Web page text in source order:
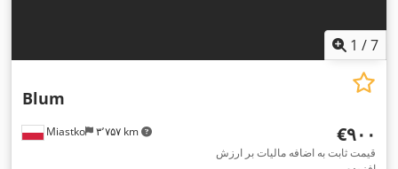
1 /7
Miastko ۳٬۷۵۷ km
Blum
‎€۹۰۰
قیمت ثابت به اضافه مالیات بر ارزش